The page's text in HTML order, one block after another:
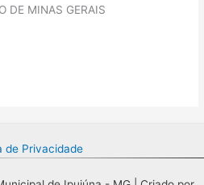
DE MINAS GERAIS
de Privacidade